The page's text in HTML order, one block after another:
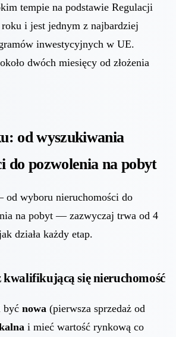
tempie na podstawie Regulacji
roku i jest jednym z najbardziej
inwestycyjnych w UE.
dwóch miesięcy od złożenia
od wyszukiwania
do pozwolenia na pobyt
od wyboru nieruchomości do
na pobyt — zazwyczaj trwa od 4
działa każdy etap.
się nieruchomość
być nowa (pierwsza sprzedaż od
i mieć wartość rynkową co